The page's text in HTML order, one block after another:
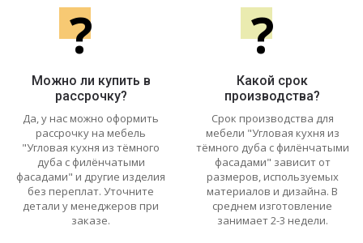
?
Можно ли купить в
рассрочку?
Да, у нас можно оформить
рассрочку на мебель
"Угловая кухня из тёмного
дуба с филёнчатыми
фасадами" и другие изделия
без переплат. Уточните
детали у менеджеров при
заказе.
?
Какой срок
производства?
Срок производства для
мебели "Угловая кухня из
тёмного дуба с филёнчатыми
фасадами" зависит от
размеров, используемых
материалов и дизайна. В
среднем изготовление
занимает 2-3 недели.